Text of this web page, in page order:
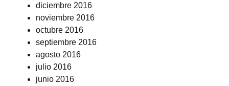
diciembre 2016
noviembre 2016
octubre 2016
septiembre 2016
agosto 2016
julio 2016
junio 2016